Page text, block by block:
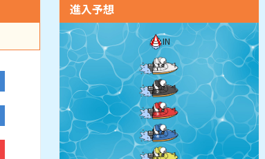
進入予想
IN